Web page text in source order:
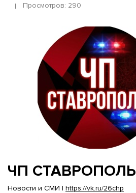
Просмотров: 290
ЧП СТАВРОПОЛЬ
Новости и СМИ | https://vk.ru/26chp